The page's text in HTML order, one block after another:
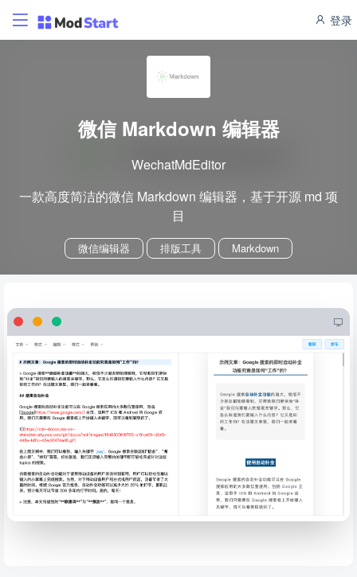
登录
微信 Markdown 编辑器
WechatMdEditor
一款高度简洁的微信 Markdown 编辑器，基于开源 md 项
目
微信编辑器 排版工具 Markdown